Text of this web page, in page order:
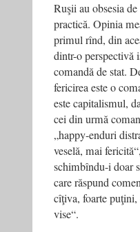
Ruşii au obsesia
practică. Opinia
primul rînd, din
dintr-o perspectivă
comandă de stat.
fericirea este o
este capitalismul,
cei din urmă
„happy-enduri
veselă, mai
schimbîndu-i doar
care răspund
cîţiva, foarte puţini,
vise“.